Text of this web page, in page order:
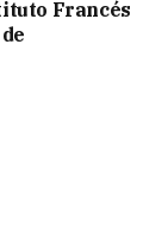
Francés